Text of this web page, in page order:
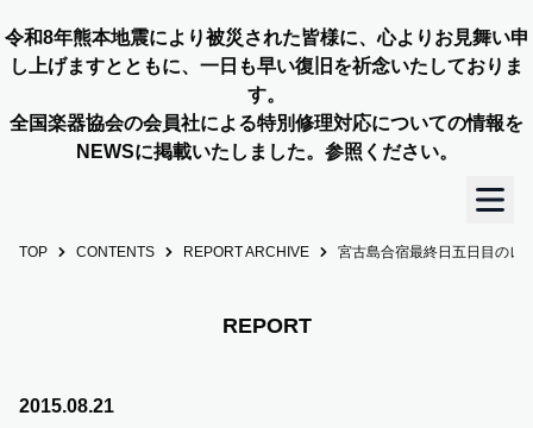
令和8年熊本地震により被災された皆様に、心よりお見舞い申
し上げますとともに、一日も早い復旧を祈念いたしておりま
す。
全国楽器協会の会員社による特別修理対応についての情報を
NEWSに掲載いたしました。参照ください。
TOP
OUR STORY
TOP CONTENTS REPORT ARCHIVE 宮古島合宿最終日五日目のレ
REPORT
2015.08.21